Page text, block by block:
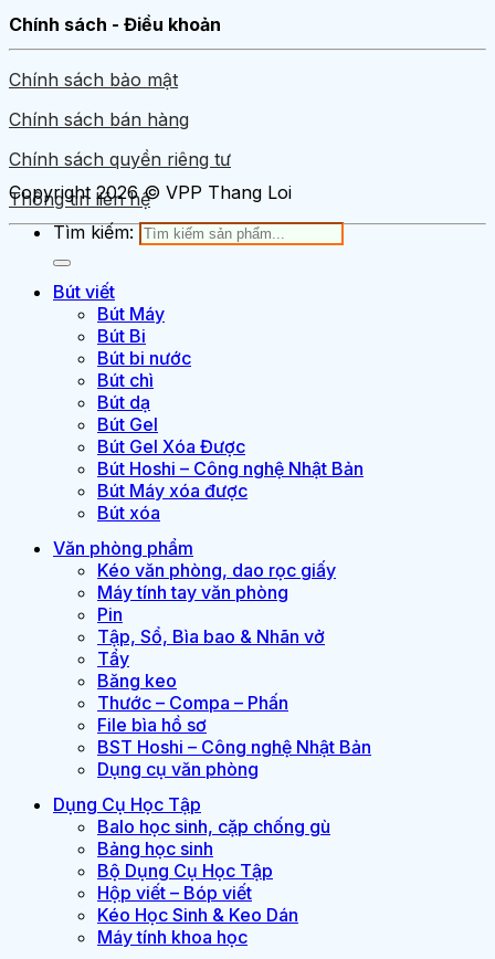
Chính sách - Điều khoản
Chính sách bảo mật
Chính sách bán hàng
Chính sách quyền riêng tư
Thông tin liên hệ
Copyright 2026 © VPP Thang Loi
Tìm kiếm:
Bút viết
Bút Máy
Bút Bi
Bút bi nước
Bút chì
Bút dạ
Bút Gel
Bút Gel Xóa Được
Bút Hoshi – Công nghệ Nhật Bản
Bút Máy xóa được
Bút xóa
Văn phòng phẩm
Kéo văn phòng, dao rọc giấy
Máy tính tay văn phòng
Pin
Tập, Sổ, Bìa bao & Nhãn vở
Tẩy
Băng keo
Thước – Compa – Phấn
File bìa hồ sơ
BST Hoshi – Công nghệ Nhật Bản
Dụng cụ văn phòng
Dụng Cụ Học Tập
Balo học sinh, cặp chống gù
Bảng học sinh
Bộ Dụng Cụ Học Tập
Hộp viết – Bóp viết
Kéo Học Sinh & Keo Dán
Máy tính khoa học